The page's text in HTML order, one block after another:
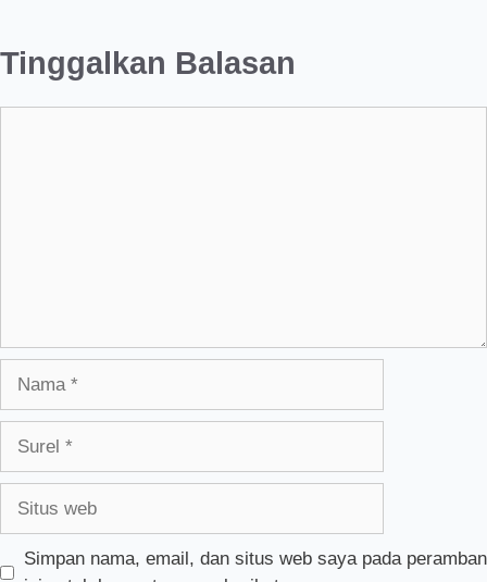
Tinggalkan Balasan
Simpan nama, email, dan situs web saya pada peramban